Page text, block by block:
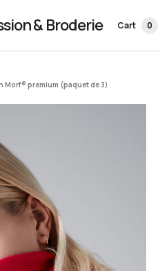
& Broderie Cart 0
Morf® premium (paquet de 3)